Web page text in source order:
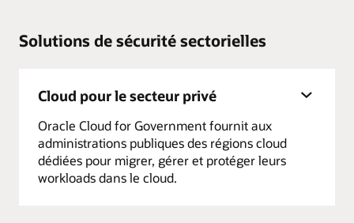
Solutions de sécurité sectorielles
Cloud pour le secteur privé
Oracle Cloud for Government fournit aux
administrations publiques des régions cloud
dédiées pour migrer, gérer et protéger leurs
workloads dans le cloud.